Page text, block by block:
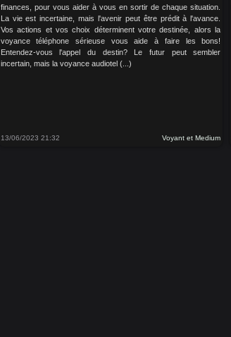
finances, pour vous aider à vous en sortir de chaque situation.
La vie est incertaine, mais l'avenir peut être prédit à l'avance.
Vos actions et vos choix déterminent votre destinée, alors la
voyance téléphone sérieuse vous aide à faire les bons!
Entendez-vous l'appel du destin? Le futur peut sembler
incertain, mais la voyance audiotel (...)
13/06/2023 21:32 Voyant et Medium